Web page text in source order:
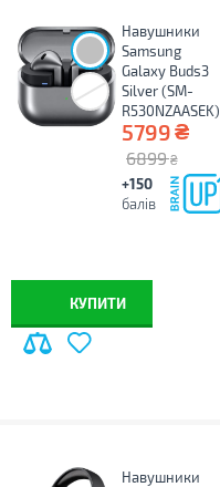
Навушники
Samsung
Galaxy Buds3
Silver (SM-
R530NZAASEK)
5799₴
6899 ₴
+150
балів
КУПИТИ
Навушники